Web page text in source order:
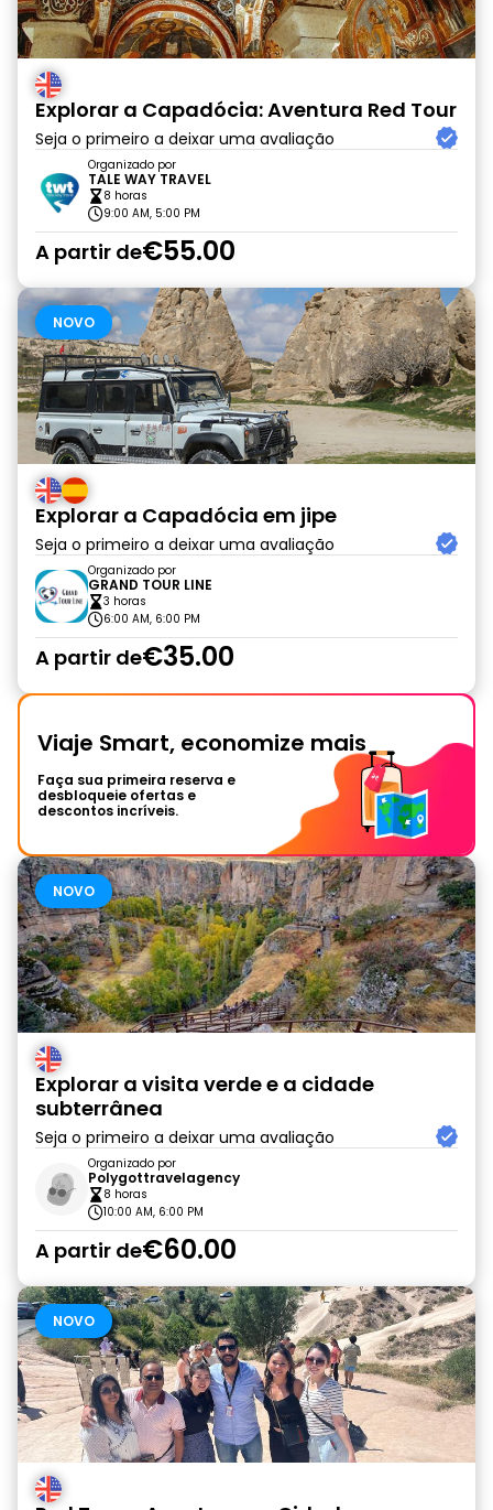
Explorar a Capadócia: Aventura Red Tour
Seja o primeiro a deixar uma avaliação
Organizado por
TALE WAY TRAVEL
8 horas
9:00 AM, 5:00 PM
A partir de€55.00
NOVO
Explorar a Capadócia em jipe
Seja o primeiro a deixar uma avaliação
Organizado por
GRAND TOUR LINE
3 horas
6:00 AM, 6:00 PM
A partir de€35.00
Viaje Smart, economize mais
Faça sua primeira reserva e
desbloqueie ofertas e
descontos incríveis.
NOVO
Explorar a visita verde e a cidade
subterrânea
Seja o primeiro a deixar uma avaliação
Organizado por
Polygottravelagency
8 horas
10:00 AM, 6:00 PM
A partir de€60.00
NOVO